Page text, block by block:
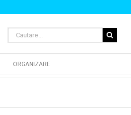
Cautare...
ORGANIZARE